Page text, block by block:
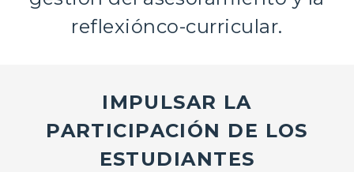
reflexiónco-curricular.
IMPULSAR LA
PARTICIPACIÓN DE LOS
ESTUDIANTES